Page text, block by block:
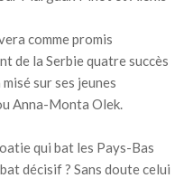
comme promis
de la Serbie quatre succès
sur ses jeunes
Anna-Monta Olek.
qui bat les Pays-Bas
décisif ? Sans doute celui